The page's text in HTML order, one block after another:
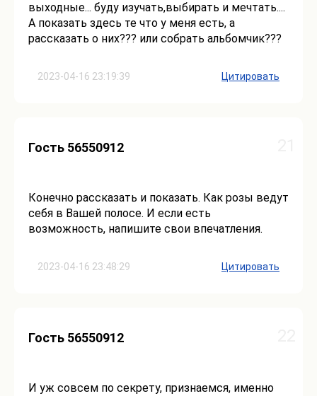
2023-04-16 23:19:39
выходные... буду изучать,выбирать и мечтать....
А показать здесь те что у меня есть, а
рассказать о них??? или собрать альбомчик???
Цитировать
2023-04-16 23:48:29
Гость 56550912
Конечно рассказать и показать. Как розы ведут
себя в Вашей полосе. И если есть
возможность, напишите свои впечатления.
Цитировать
Гость 56550912
И уж совсем по секрету, признаемся, именно